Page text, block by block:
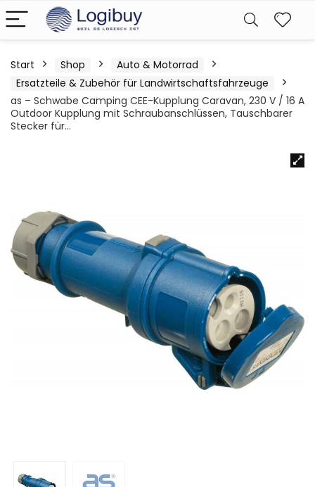
Start Shop
Auto & Motorrad
Ersatzteile & Zubehör für Landwirtschaftsfahrzeuge
as – Schwabe Camping CEE-Kupplung Caravan, 230 V / 16 A
Outdoor Kupplung mit Schraubanschlüssen, Tauschbarer
Stecker für…